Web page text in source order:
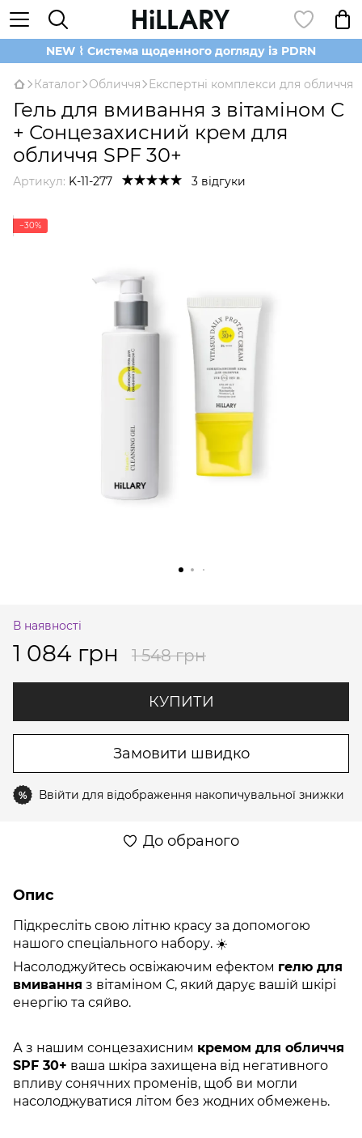
NEW ⌇ Система щоденного догляду із PDRN
Каталог Обличчя Експертні комплекси для обличчя
Гель для вмивання з вітаміном С
+ Сонцезахисний крем для
обличчя SPF 30+
Артикул: K-11-277 3 відгуки
−30%
В наявності
1 084 грн 1 548 грн
КУПИТИ
Замовити швидко
% Ввійти для відображення накопичувальної знижки
До обраного
Опис
Підкресліть свою літню красу за допомогою
нашого спеціального набору. ☀️
Насолоджуйтесь освіжаючим ефектом гелю для
вмивання з вітаміном С, який дарує вашій шкірі
енергію та сяйво.
А з нашим сонцезахисним кремом для обличчя
SPF 30+ ваша шкіра захищена від негативного
впливу сонячних променів, щоб ви могли
насолоджуватися літом без жодних обмежень.